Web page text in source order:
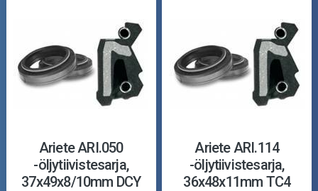
Ariete ARI.050
-öljytiivistesarja,
37x49x8/10mm DCY
Ariete ARI.114
-öljytiivistesarja,
36x48x11mm TC4